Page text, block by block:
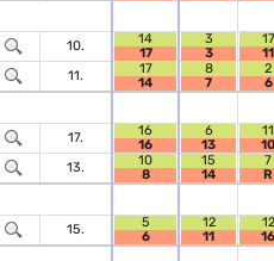
10.
14
17
3
3
17
11
11.
17
14
8
7
2
6
17.
16
16
6
13
11
10
13.
10
8
15
14
7
R
15.
5
6
12
11
12
16